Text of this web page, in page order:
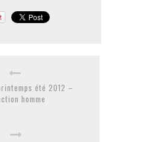
été 2012 –
homme